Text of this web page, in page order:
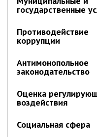
Управления
О
государственные
Противодействие
коррупции
Антимонопольное
законодательство
Оценка
воздействия
Социальная сфера